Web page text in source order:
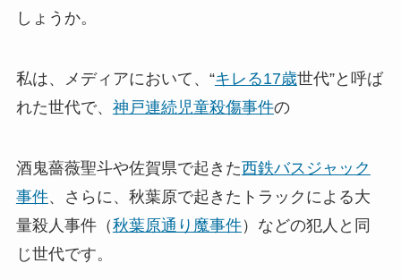
しょうか。
私は、メディアにおいて、“キレる17歳世代”と呼ば
れた世代で、 神戸連続児童殺傷事件の
酒鬼薔薇聖斗や佐賀県で起きた西鉄バスジャック
事件、さらに、秋葉原で起きたトラックによる大
量殺人事件（秋葉原通り魔事件）などの犯人と同
じ世代です。